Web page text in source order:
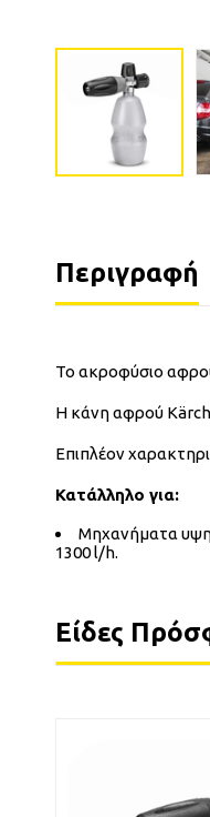
Περιγραφή
Το ακροφύσιο
Η κάνη αφρού
Επιπλέον
Κατάλληλο για:
Mηχανήματα
1300 l/h.
Είδες